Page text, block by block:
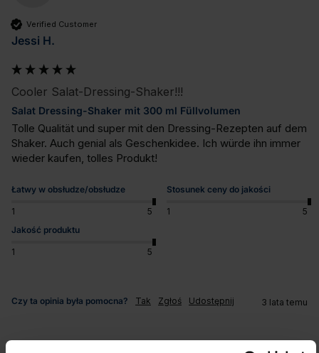
Verified Customer
Jessi H.
Cooler Salat-Dressing-Shaker!!!
Salat Dressing-Shaker mit 300 ml Füllvolumen
Tolle Qualität und super mit den Dressing-Rezepten auf dem
Shaker. Auch genial als Geschenkidee. Ich würde ihn immer
wieder kaufen, tolles Produkt!
Łatwy w obsłudze/obsłudze
1 5
Stosunek ceny do jakości
1
5
Jakość produktu
1 5
Czy ta opinia była pomocna? Tak Zgłoś Udostępnij 3 lata temu